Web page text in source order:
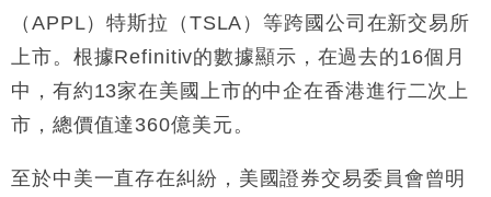
11:12
張
15:59
財經｜SA售股自救後再出手 斥4億美元押注未上市公
司
（APPL）特斯拉（TSLA）等跨國公司在新交易所
上市。根據Refinitiv的數據顯示，在過去的16個月
中，有約13家在美國上市的中企在香港進行二次上
市，總價值達360億美元。
至於中美一直存在糾紛，美國證券交易委員會曾明